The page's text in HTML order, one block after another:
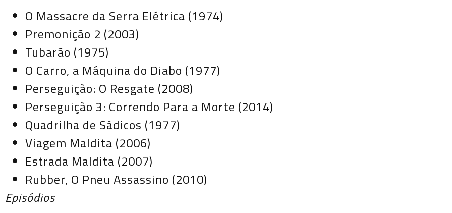
O Massacre da Serra Elétrica (1974)
Premonição 2 (2003)
Tubarão (1975)
O Carro, a Máquina do Diabo (1977)
Perseguição: O Resgate (2008)
Perseguição 3: Correndo Para a Morte (2014)
Quadrilha de Sádicos (1977)
Viagem Maldita (2006)
Estrada Maldita (2007)
Rubber, O Pneu Assassino (2010)
Episódios